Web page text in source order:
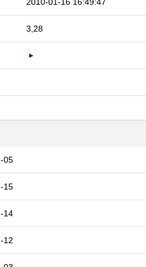
2010-01-16 16:49:47
3,28
05
15
14
12